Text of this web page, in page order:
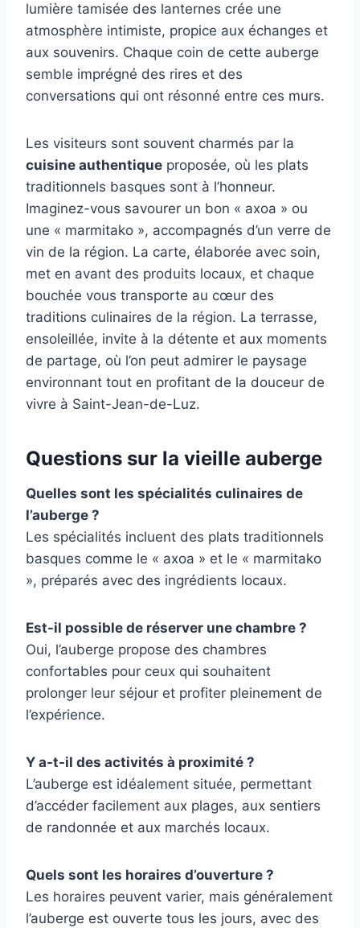
lumière tamisée des lanternes crée une
atmosphère intimiste, propice aux échanges et
aux souvenirs. Chaque coin de cette auberge
semble imprégné des rires et des
conversations qui ont résonné entre ces murs.
Les visiteurs sont souvent charmés par la
cuisine authentique proposée, où les plats
traditionnels basques sont à l’honneur.
Imaginez-vous savourer un bon « axoa » ou
une « marmitako », accompagnés d’un verre de
vin de la région. La carte, élaborée avec soin,
met en avant des produits locaux, et chaque
bouchée vous transporte au cœur des
traditions culinaires de la région. La terrasse,
ensoleillée, invite à la détente et aux moments
de partage, où l’on peut admirer le paysage
environnant tout en profitant de la douceur de
vivre à Saint-Jean-de-Luz.
Questions sur la vieille auberge
Quelles sont les spécialités culinaires de
l’auberge ?
Les spécialités incluent des plats traditionnels
basques comme le « axoa » et le « marmitako
», préparés avec des ingrédients locaux.
Est-il possible de réserver une chambre ?
Oui, l’auberge propose des chambres
confortables pour ceux qui souhaitent
prolonger leur séjour et profiter pleinement de
l’expérience.
Y a-t-il des activités à proximité ?
L’auberge est idéalement située, permettant
d’accéder facilement aux plages, aux sentiers
de randonnée et aux marchés locaux.
Quels sont les horaires d’ouverture ?
Les horaires peuvent varier, mais généralement
l’auberge est ouverte tous les jours, avec des